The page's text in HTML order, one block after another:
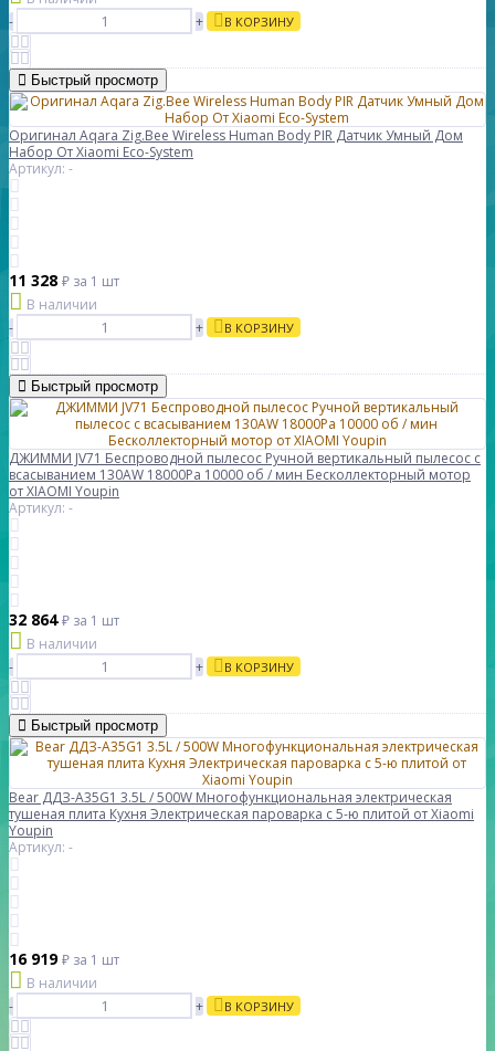
-
+ В КОРЗИНУ
Быстрый просмотр
Оригинал Aqara Zig.Bee Wireless Human Body PIR Датчик Умный Дом
Набор От Xiaomi Eco-System
Артикул: -
11 328 ₽ за 1 шт
В наличии
-
+ В КОРЗИНУ
Быстрый просмотр
ДЖИММИ JV71 Беспроводной пылесос Ручной вертикальный пылесос с
всасыванием 130AW 18000Pa 10000 об / мин Бесколлекторный мотор
от XIAOMI Youpin
Артикул: -
32 864₽ за 1 шт
В наличии
-
+ В КОРЗИНУ
Быстрый просмотр
Bear ДДЗ-A35G1 3.5L / 500W Многофункциональная электрическая
тушеная плита Кухня Электрическая пароварка с 5-ю плитой от Xiaomi
Youpin
Артикул: -
16 919₽ за 1 шт
В наличии
-
+ В КОРЗИНУ